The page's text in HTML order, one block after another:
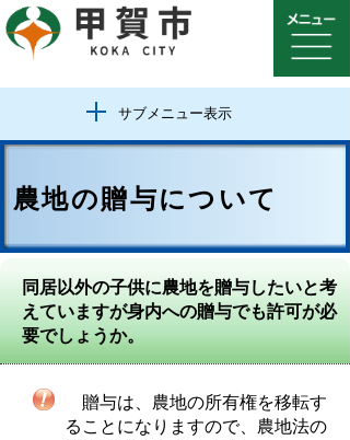
サブメニュー表示
農地の贈与について
同居以外の子供に農地を贈与したいと考
えていますが身内への贈与でも許可が必
要でしょうか。
贈与は、農地の所有権を移転す
ることになりますので、農地法の